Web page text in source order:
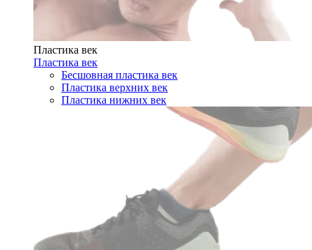
Пластика век
Пластика век
Бесшовная пластика век
Пластика верхних век
Пластика нижних век